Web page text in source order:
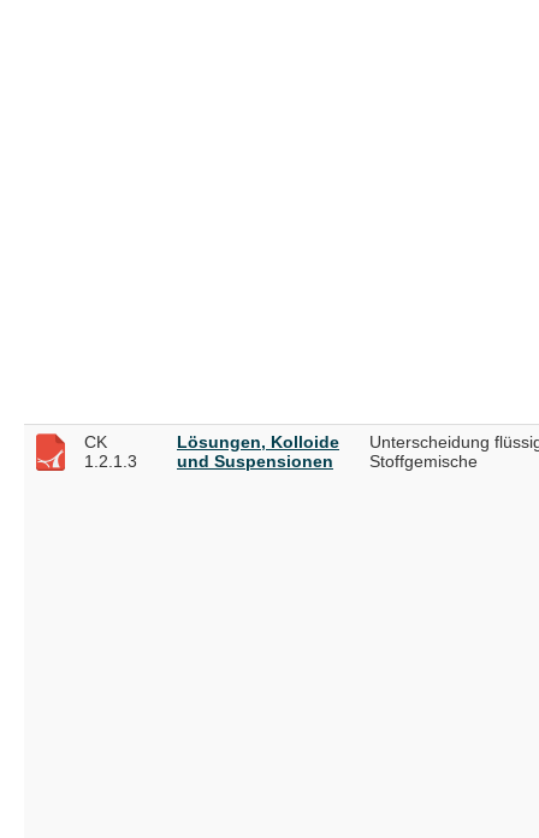
CK
1.2.1.3
Lösungen, Kolloide
und Suspensionen
Unterscheidung
Stoffgemische